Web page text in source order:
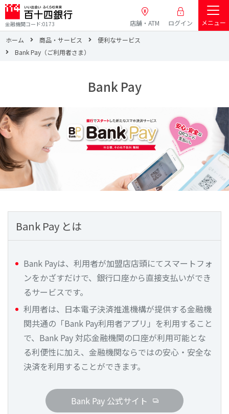
金融機関コード:0173 店舗・ATM ログイン
メニュー
ホーム
商品・サービス
便利なサービス
Bank Pay（ご利用者さま）
Bank Pay
Bank Pay とは
Bank Payは、利用者が加盟店店頭にてスマートフォ
ンをかざすだけで、銀行口座から直接支払いができ
るサービスです。
利用者は、日本電子決済推進機構が提供する金融機
関共通の「Bank Pay利用者アプリ」を利用すること
で、Bank Pay 対応金融機関の口座が利用可能とな
る利便性に加え、金融機関ならではの安心・安全な
決済を利用することができます。
Bank Pay 公式サイト